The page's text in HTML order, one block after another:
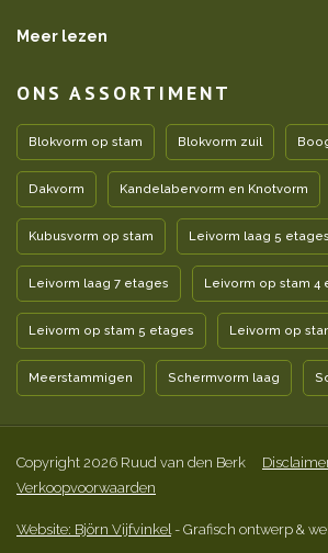
Meer lezen
ONS ASSORTIMENT
Blokvorm op stam Blokvorm zuil
Dakvorm Kandelabervorm en Knotvorm
Kubusvorm op stam Leivorm laag 5 etages
Leivorm laag 7 etages Leivorm op stam 4
Leivorm op stam 5 etages Leivorm op
Meerstammigen Schermvorm laag
Copyright 2026 Ruud van den Berk
Verkoopvoorwaarden
Website: Björn Vijfvinkel- Grafisch ontwerp &